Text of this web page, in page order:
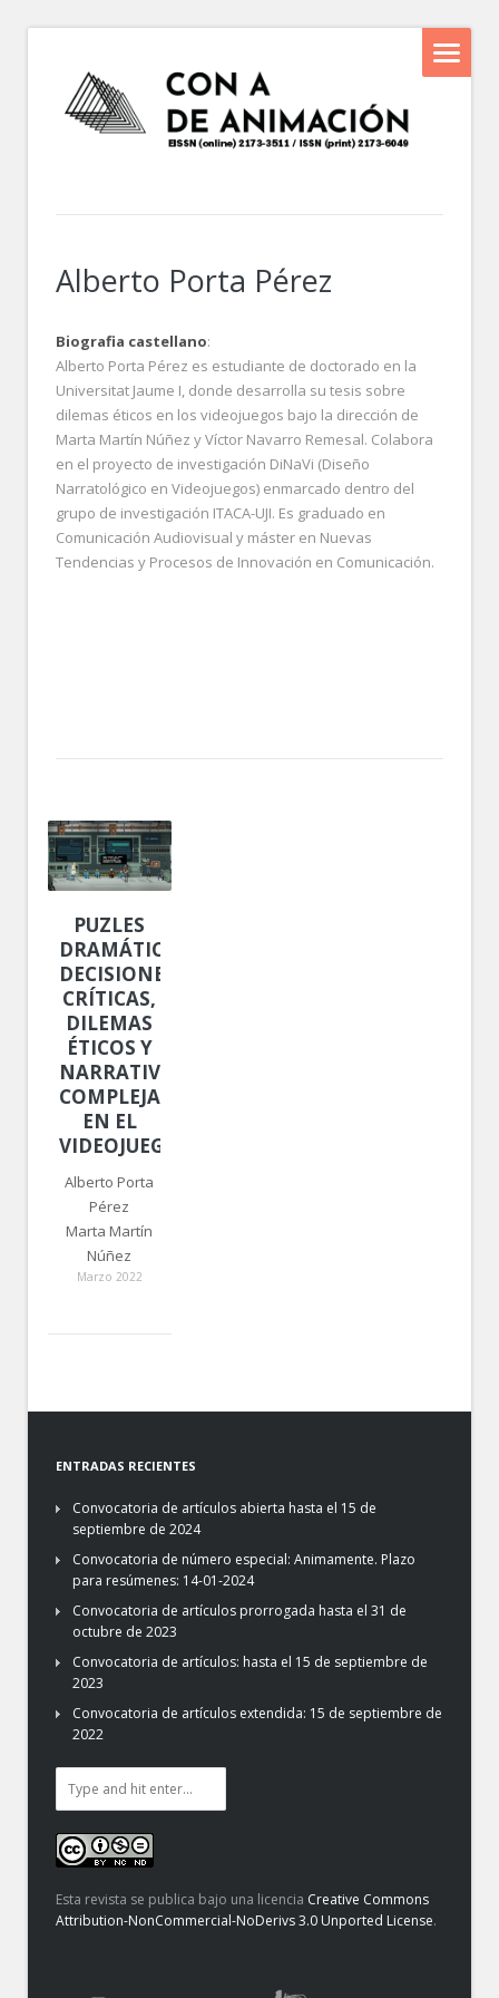
Alberto Porta Pérez
Biografia castellano:
Alberto Porta Pérez es estudiante de doctorado en la
Universitat Jaume I, donde desarrolla su tesis sobre
dilemas éticos en los videojuegos bajo la dirección de
Marta Martín Núñez y Víctor Navarro Remesal. Colabora
en el proyecto de investigación DiNaVi (Diseño
Narratológico en Videojuegos) enmarcado dentro del
grupo de investigación ITACA-UJI. Es graduado en
Comunicación Audiovisual y máster en Nuevas
Tendencias y Procesos de Innovación en Comunicación.
PUZLES
DRAMÁTICOS.
DECISIONES
CRÍTICAS,
DILEMAS
ÉTICOS Y
NARRATIVAS
COMPLEJAS
EN EL
VIDEOJUEGO
Alberto Porta
Pérez
Marta Martín
Núñez
Marzo 2022
ENTRADAS RECIENTES
Convocatoria de artículos abierta hasta el 15 de
septiembre de 2024
Convocatoria de número especial: Animamente. Plazo
para resúmenes: 14-01-2024
Convocatoria de artículos prorrogada hasta el 31 de
octubre de 2023
Convocatoria de artículos: hasta el 15 de septiembre de
2023
Convocatoria de artículos extendida: 15 de septiembre de
2022
Esta revista se publica bajo una licencia Creative Commons
Attribution-NonCommercial-NoDerivs 3.0 Unported License.